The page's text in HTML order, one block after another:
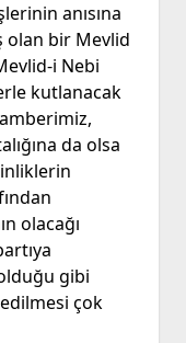
anısına
olan bir Mevlid
i Nebi
kutlanacak
da olsa
olacağı
gibi
çok